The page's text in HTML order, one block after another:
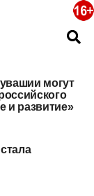
могут
и развитие»